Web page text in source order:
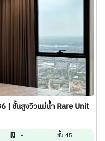
| ชั้นสูงวิวแม่น้ำ Rare Unit
- ชั้น 45